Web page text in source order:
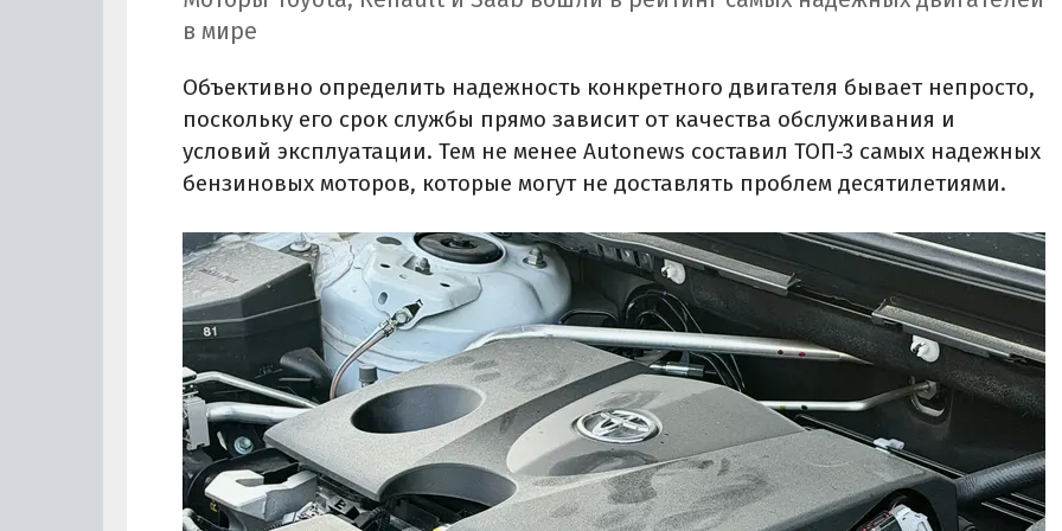
в мире
Объективно определить надежность конкретного двигателя бывает непросто,
поскольку его срок службы прямо зависит от качества обслуживания и
условий эксплуатации. Тем не менее Autonews составил ТОП-3 самых надежных
бензиновых моторов, которые могут не доставлять проблем десятилетиями.